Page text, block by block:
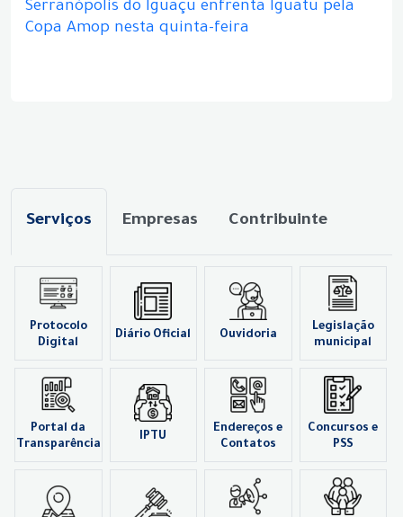
Serranópolis do Iguaçu enfrenta Iguatu pela
Copa Amop nesta quinta-feira
Serviços Empresas Contribuinte
Protocolo
Digital
Diário Oficial Ouvidoria
Legislação
municipal
Portal da
Transparência
IPTU
Endereços e
Contatos
Concursos e
PSS